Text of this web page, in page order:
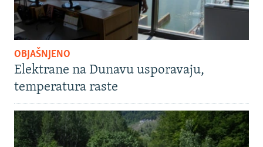
OBJAŠNJENO
Elektrane na Dunavu usporavaju,
temperatura raste